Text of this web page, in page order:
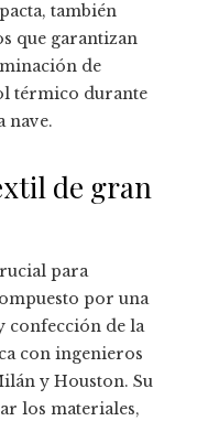
también
que garantizan
de
térmico durante
nave.
de gran
para
por una
confección de la
con ingenieros
y Houston. Su
los materiales,